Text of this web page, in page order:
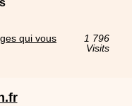
qui vous
1 796
Visits